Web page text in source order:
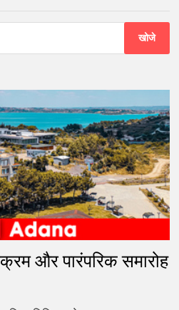
और पारंपरिक समारोह